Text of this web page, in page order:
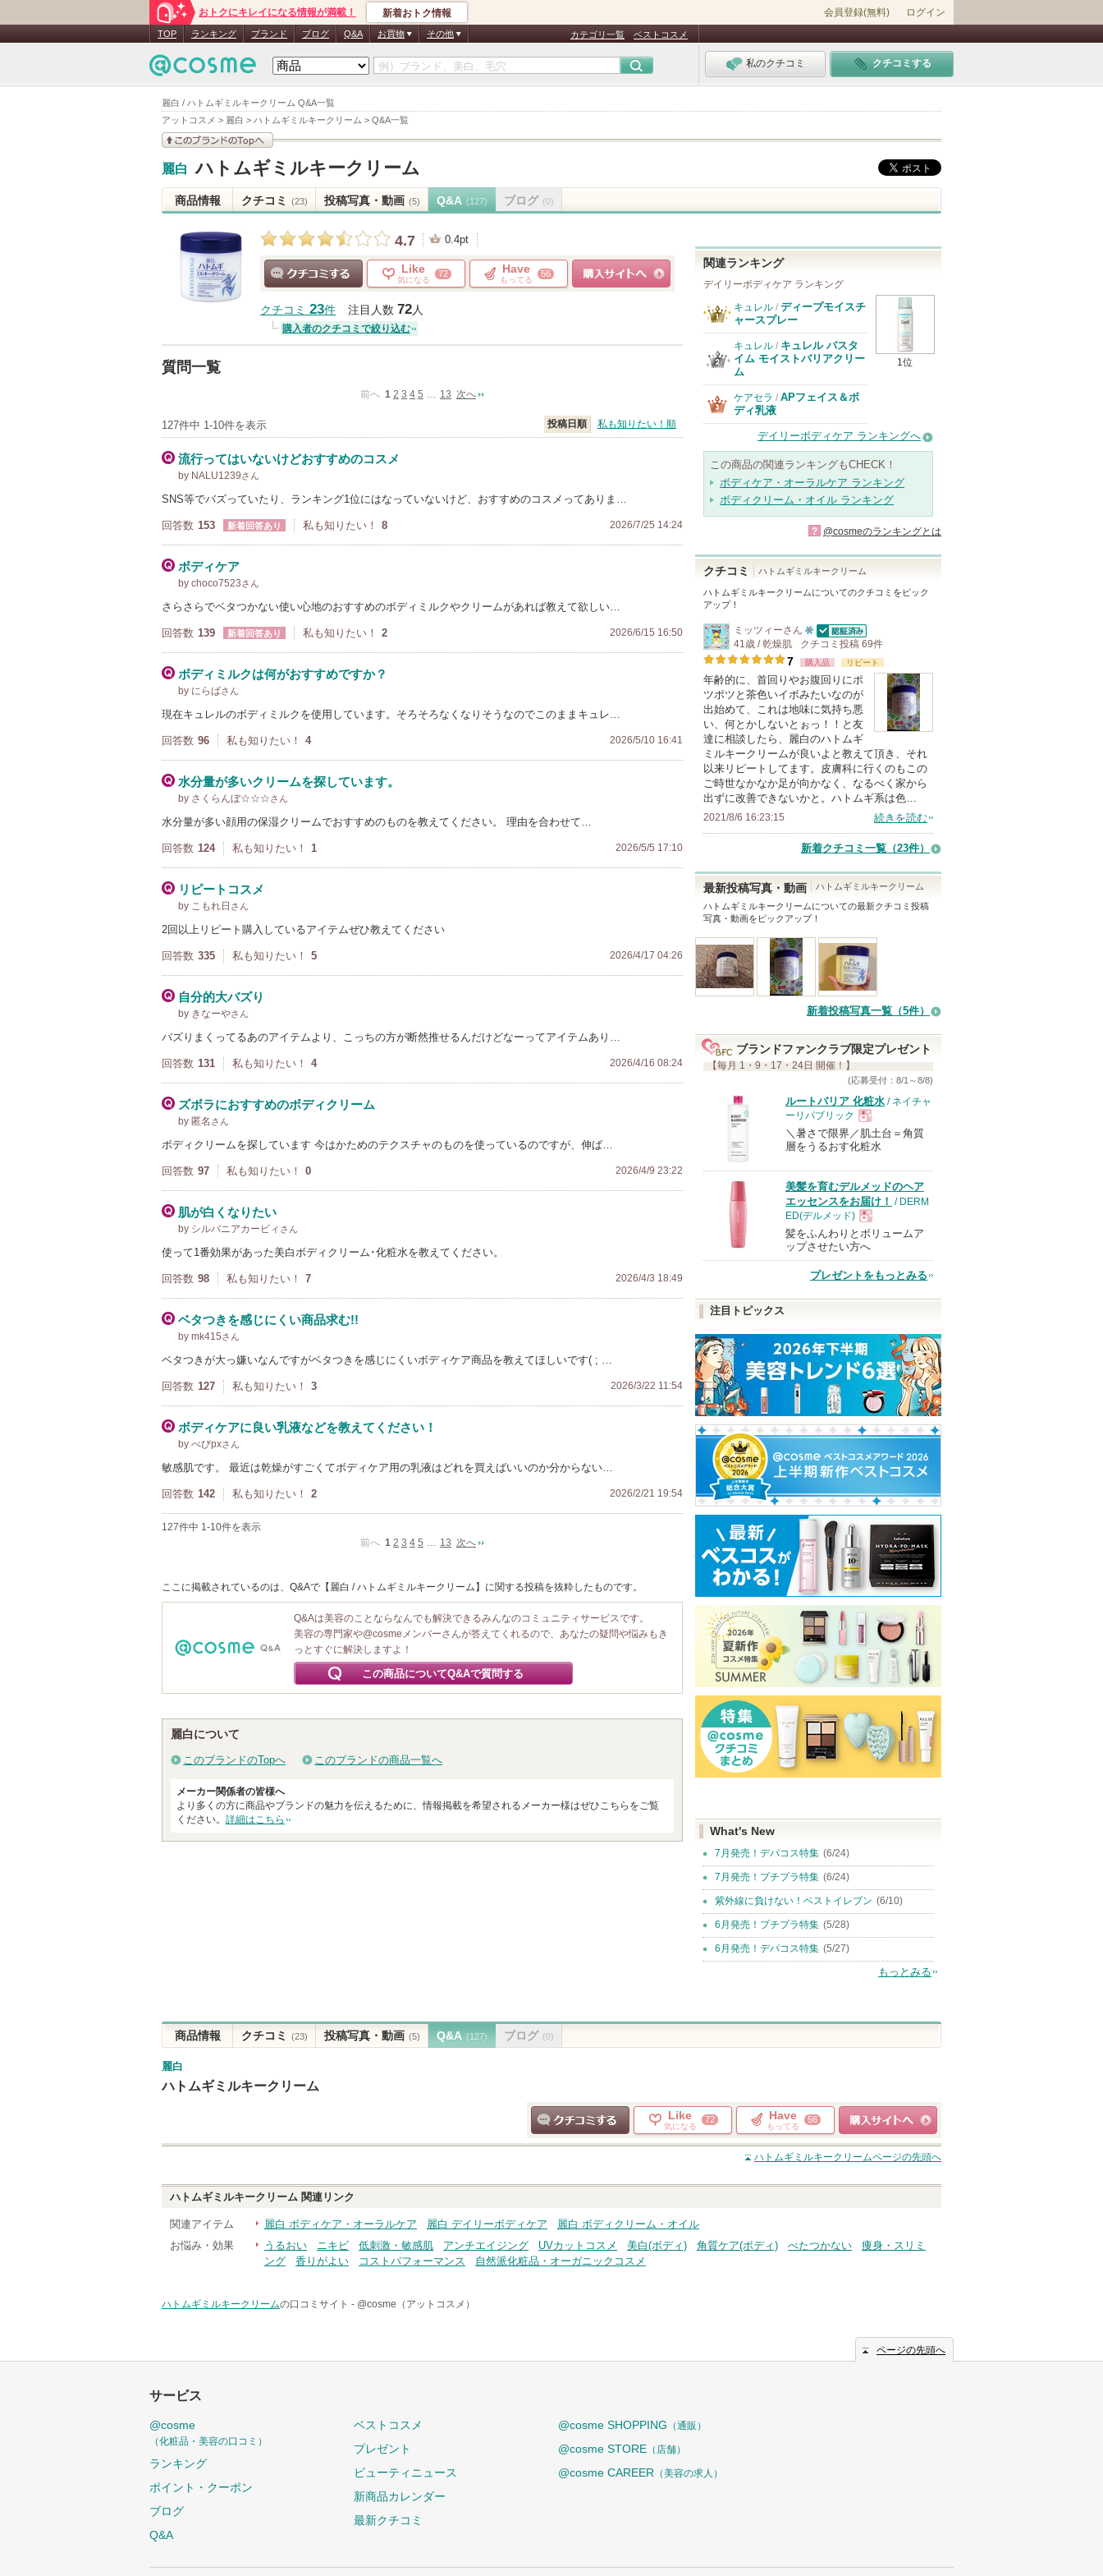
麗白 / ハトムギミルキークリーム Q&A一覧
アットコスメ > 麗白 > ハトムギミルキークリーム > Q&A一覧
おトクにキレイになる情報が満載！ 新着おトク情報 会員登録(無料) ログイン
TOP ランキング ブランド ブログ Q&A お買物 その他 カテゴリ一覧 ベストコスメ
私のクチコミ クチコミする
このブランドの情報を
麗白 ハトムギミルキークリーム
商品情報 クチコミ (23) 投稿写真・動画 (5) Q&A (127) ブログ (0)
4.7 0.4pt
Like
気になる
72 Have
もってる
56
クチコミ 23件 注目人数 72人
購入者のクチコミで絞り込む
質問一覧
前へ 1 2 3 4 5 … 13 次へ
127件中 1-10件を表示 投稿日順 私も知りたい！順
流行ってはいないけどおすすめのコスメ
by NALU1239さん
SNS等でバズっていたり、ランキング1位にはなっていないけど、おすすめのコスメってありま…
回答数 153 新着回答あり 私も知りたい！ 8 2026/7/25 14:24
ボディケア
by choco7523さん
さらさらでベタつかない使い心地のおすすめのボディミルクやクリームがあれば教えて欲しい…
回答数 139 新着回答あり 私も知りたい！ 2 2026/6/15 16:50
ボディミルクは何がおすすめですか？
by にらばさん
現在キュレルのボディミルクを使用しています。そろそろなくなりそうなのでこのままキュレ…
回答数 96 私も知りたい！ 4 2026/5/10 16:41
水分量が多いクリームを探しています。
by さくらんぼ☆☆☆さん
水分量が多い顔用の保湿クリームでおすすめのものを教えてください。 理由を合わせて…
回答数 124 私も知りたい！ 1 2026/5/5 17:10
リピートコスメ
by こもれ日 さん
2回以上リピート購入しているアイテムぜひ教えてください
回答数 335 私も知りたい！ 5 2026/4/17 04:26
自分的大バズり
by きなーやさん
バズりまくってるあのアイテムより、こっちの方が断然推せるんだけどなーってアイテムあり…
回答数 131 私も知りたい！ 4 2026/4/16 08:24
ズボラにおすすめのボディクリーム
by 匿名 さん
ボディクリームを探しています 今はかためのテクスチャのものを使っているのですが、伸ば…
回答数 97 私も知りたい！ 0 2026/4/9 23:22
肌が白くなりたい
by シルバニアカービィ さん
使って1番効果があった美白ボディクリーム･化粧水を教えてください。
回答数 98 私も知りたい！ 7 2026/4/3 18:49
ベタつきを感じにくい商品求む!!
by mk415さん
ベタつきが大っ嫌いなんですがベタつきを感じにくいボディケア商品を教えてほしいです( ; …
回答数 127 私も知りたい！ 3 2026/3/22 11:54
ボディケアに良い乳液などを教えてください！
by べびpxさん
敏感肌です。 最近は乾燥がすごくてボディケア用の乳液はどれを買えばいいのか分からない…
回答数 142 私も知りたい！ 2 2026/2/21 19:54
127件中 1-10件を表示
前へ 1 2 3 4 5 … 13 次へ
ここに掲載されているのは、Q&Aで【麗白 / ハトムギミルキークリーム】に関する投稿を抜粋したものです。
Q&Aは美容のことならなんでも解決できるみんなのコミュニティサービスです。
美容の専門家や@cosmeメンバーさんが答えてくれるので、あなたの疑問や悩みもき
っとすぐに解決しますよ！
この商品についてQ&Aで質問する
麗白について
このブランドのTopへ このブランドの商品一覧へ
メーカー関係者の皆様へ
より多くの方に商品やブランドの魅力を伝えるために、情報掲載を希望されるメーカー様はぜひこちらをご覧
ください。 詳細はこちら
関連ランキング
デイリーボディケア ランキング
1位
キュレル / ディープモイスチ
ャースプレー
キュレル / キュレル バスタ
イム モイストバリアクリー
ム
ケアセラ / APフェイス＆ボ
ディ乳液
デイリーボディケア ランキングへ
この商品の関連ランキングもCHECK！
ボディケア・オーラルケア ランキング
ボディクリーム・オイル ランキング
? @cosmeのランキングとは
クチコミ ハトムギミルキークリーム
ハトムギミルキークリームについてのクチコミをピック
アップ！
ミッツィーさん
10
人
以
上
の
メ
ン
バ
ー
お
に
り
登
れ
て
い
ま
認証済
41歳 / 乾燥肌 クチコミ投稿 69件
7 購入品 リピート
年齢的に、首回りやお腹回りにポ
ツポツと茶色いイボみたいなのが
出始めて、これは地味に気持ち悪
い、何とかしないとぉっ！！と友
達に相談したら、麗白のハトムギ
ミルキークリームが良いよと教えて頂き、それ
以来リピートしてます。皮膚科に行くのもこの
ご時世なかなか足が向かなく、なるべく家から
出ずに改善できないかと。ハトムギ系は色…
2021/8/6 16:23:15 続きを読む
新着クチコミ一覧 （23件）
最新投稿写真・動画
ハトムギミルキークリーム
ハトムギミルキークリームについての最新クチコミ投稿
写真・動画をピックアップ！
新着投稿写真一覧（5件）
ブランドファンクラブ限定プレゼント
【毎月 1・9・17・24日 開催！】
(応募受付：8/1～8/8)
ルートバリア 化粧水 / ネイチャ
ーリパブリック
現
品
＼暑さで限界／肌土台＝角質
層をうるおす化粧水
美髪を育むデルメッドのヘア
エッセンスをお届け！ / DERM
ED(デルメッド)
現
品
髪をふんわりとボリュームア
ップさせたい方へ
プレゼントをもっとみる
注目トピックス
What's New
7月発売！デパコス特集 (6/24)
7月発売！プチプラ特集 (6/24)
紫外線に負けない！ベストイレブン (6/10)
6月発売！プチプラ特集 (5/28)
6月発売！デパコス特集 (5/27)
もっとみる
商品情報 クチコミ (23) 投稿写真・動画 (5) Q&A (127) ブログ (0)
麗白
ハトムギミルキークリーム
クチコミする
Like
気になる
72 Have
もってる
56
ショッピングサイト
へ
ハトムギミルキークリームページの先頭へ
ハトムギミルキークリーム 関連リンク
関連アイテム 麗白 ボディケア・オーラルケア 麗白 デイリーボディケア
麗白 ボディクリーム・オイル
お悩み・効果
うるおい ニキビ 低刺激・敏感肌 アンチエイジング UVカットコスメ 美白(ボディ) 角質ケア(ボディ) べたつかない
痩身・スリミ
ング
香りがよい コストパフォーマンス 自然派化粧品・オーガニックコスメ
ハトムギミルキークリームの口コミサイト - @cosme（アットコスメ）
ページの先頭へ
サービス
@cosme
（化粧品・美容の口コミ）
ランキング
ポイント・クーポン
ブログ
Q&A
ベストコスメ
プレゼント
ビューティニュース
新商品カレンダー
最新クチコミ
@cosme SHOPPING （通販）
@cosme STORE （店舗）
@cosme CAREER （美容の求人）